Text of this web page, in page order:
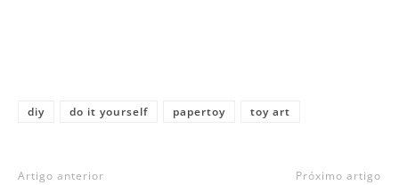
diy do it yourself papertoy toy art
Artigo anterior Próximo artigo